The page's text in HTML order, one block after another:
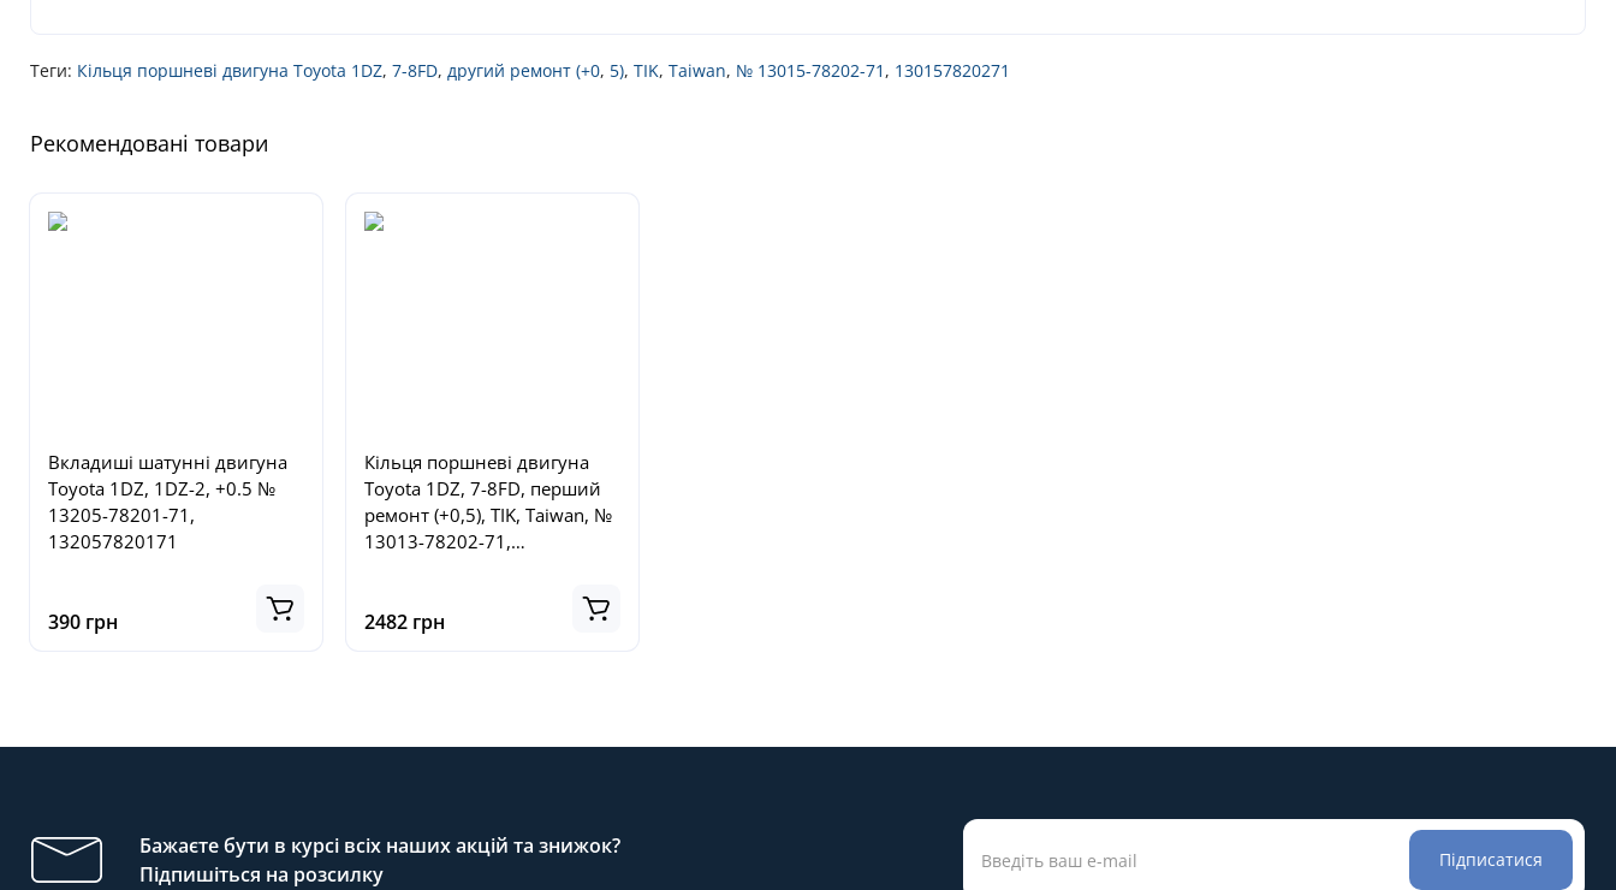
Теги: Кільця поршневі двигуна Toyota 1DZ, 7-8FD, другий ремонт (+0, 5), TIK, Taiwan, № 13015-78202-71 , 130157820271
Рекомендовані товари
Вкладиші шатунні двигуна
Toyota 1DZ, 1DZ-2, +0.5 №
13205-78201-71,
132057820171
390 грн
Кільця поршневі двигуна
Toyota 1DZ, 7-8FD, перший
ремонт (+0,5), TIK, Taiwan, №
13013-78202-71,
2482 грн
Бажаєте бути в курсі всіх наших акцій та знижок?
Підпишіться на розсилку
Підписатися